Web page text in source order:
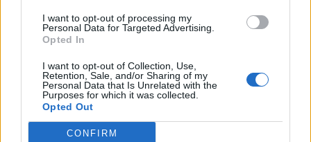
I want to opt-out of processing my
Personal Data for Targeted Advertising.
Opted In
I want to opt-out of Collection, Use,
Retention, Sale, and/or Sharing of my
Personal Data that Is Unrelated with the
Purposes for which it was collected.
Opted Out
CONFIRM